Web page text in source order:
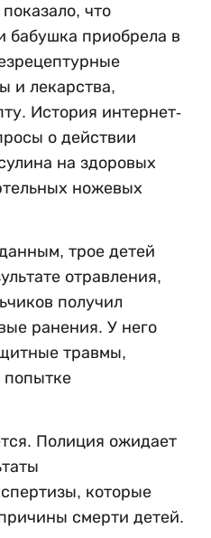
что
бабушка приобрела в
и лекарства,
История интернет-
о действии
на здоровых
ножевых
трое детей
отравления,
получил
ранения. У него
травмы,
попытке
Полиция ожидает
которые
смерти детей.